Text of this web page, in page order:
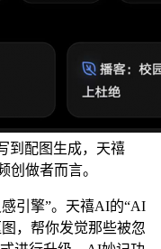
到配图生成，天禧
创做者而言。
引擎”。天禧AI的“AI
，帮你发觉那些被忽